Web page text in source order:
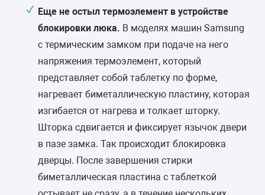
Еще не остыл термоэлемент в устройстве
блокировки люка. В моделях машин Samsung
с термическим замком при подаче на него
напряжения термоэлемент, который
представляет собой таблетку по форме,
нагревает биметаллическую пластину, которая
изгибается от нагрева и толкает шторку.
Шторка сдвигается и фиксирует язычок двери
в пазе замка. Так происходит блокировка
дверцы. После завершения стирки
биметаллическая пластина с таблеткой